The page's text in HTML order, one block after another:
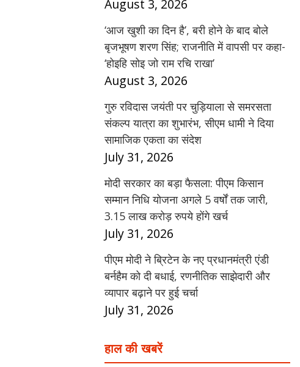
August 3, 2026
‘आज खुशी का दिन है’, बरी होने के बाद बोले
बृजभूषण शरण सिंह; राजनीति में वापसी पर कहा-
‘होइहि सोइ जो राम रचि राखा’
August 3, 2026
गुरु रविदास जयंती पर चुड़ियाला से समरसता
संकल्प यात्रा का शुभारंभ, सीएम धामी ने दिया
सामाजिक एकता का संदेश
July 31, 2026
मोदी सरकार का बड़ा फैसला: पीएम किसान
सम्मान निधि योजना अगले 5 वर्षों तक जारी,
3.15 लाख करोड़ रुपये होंगे खर्च
July 31, 2026
पीएम मोदी ने ब्रिटेन के नए प्रधानमंत्री एंडी
बर्नहैम को दी बधाई, रणनीतिक साझेदारी और
व्यापार बढ़ाने पर हुई चर्चा
July 31, 2026
हाल की खबरें